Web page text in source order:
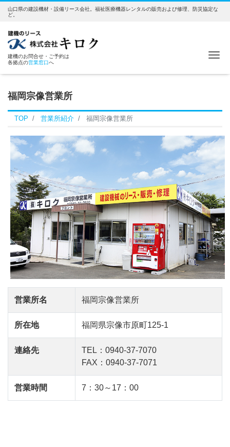
山口県の建設機材・設備リース会社。福祉医療機器レンタルの販売および修理、防災協定な
ど。
建機のお問合せ・ご予約は
各拠点の営業窓口へ
福岡宗像営業所
TOP 営業所紹介 福岡宗像営業所
営業所名 福岡宗像営業所
所在地 福岡県宗像市原町125-1
連絡先
TEL：0940-37-7070
FAX：0940-37-7071
営業時間 7：30～17：00